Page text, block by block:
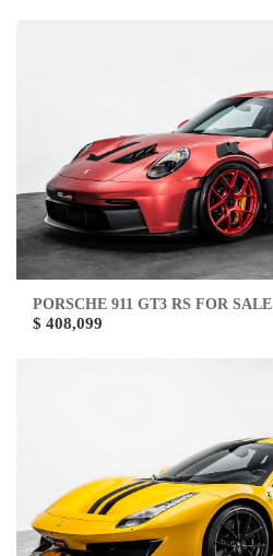
PORSCHE 911 GT3 RS FOR SALE
$ 408,099